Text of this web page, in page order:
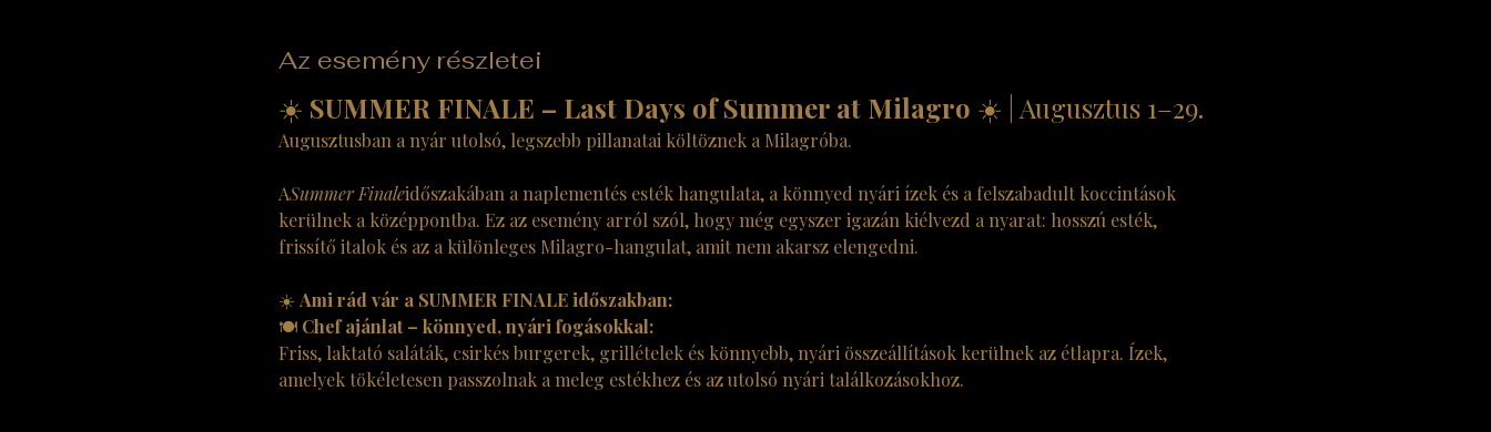
Az esemény részletei
☀️ SUMMER FINALE – Last Days of Summer at Milagro ☀️ | Augusztus 1–29.
Augusztusban a nyár utolsó, legszebb pillanatai költöznek a Milagróba.
ASummer Finaleidőszakában a naplementés esték hangulata, a könnyed nyári ízek és a felszabadult koccintások
kerülnek a középpontba. Ez az esemény arról szól, hogy még egyszer igazán kiélvezd a nyarat: hosszú esték,
frissítő italok és az a különleges Milagro-hangulat, amit nem akarsz elengedni.
☀️ Ami rád vár a SUMMER FINALE időszakban:
🍽 Chef ajánlat – könnyed, nyári fogásokkal:
Friss, laktató saláták, csirkés burgerek, grillételek és könnyebb, nyári összeállítások kerülnek az étlapra. Ízek,
amelyek tökéletesen passzolnak a meleg estékhez és az utolsó nyári találkozásokhoz.